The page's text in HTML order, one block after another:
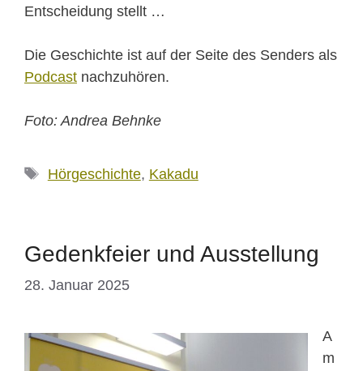
Entscheidung stellt …
Die Geschichte ist auf der Seite des Senders als
Podcast nachzuhören.
Foto: Andrea Behnke
Schlagwörter
Hörgeschichte, Kakadu
Gedenkfeier und Ausstellung
28. Januar 2025
A
m